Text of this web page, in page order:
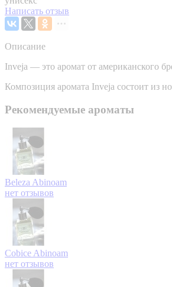
Написать отзыв
Описание
Inveja — это аромат от американского
Композиция аромата Inveja состоит из
Рекомендуемые ароматы
Beleza Abinoam
нет отзывов
Cobice Abinoam
нет отзывов